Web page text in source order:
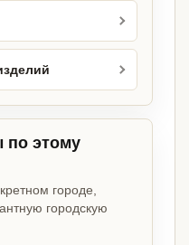
по этому
городе,
городскую